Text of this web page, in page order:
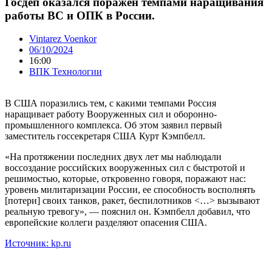
работы ВС и ОПК в России.
Vintarez Voenkor
06/10/2024
16:00
ВПК Технологии
В США поразились тем, с какими темпами Россия
наращивает работу Вооруженных сил и оборонно-
промышленного комплекса. Об этом заявил первый
заместитель госсекретаря США Курт Кэмпбелл.
«На протяжении последних двух лет мы наблюдали
воссоздание российских вооруженных сил с быстротой и
решимостью, которые, откровенно говоря, поражают нас:
уровень милитаризации России, ее способность восполнять
[потери] своих танков, ракет, беспилотников <…> вызывают
реальную тревогу», — пояснил он. Кэмпбелл добавил, что
европейские коллеги разделяют опасения США.
Источник: kp.ru